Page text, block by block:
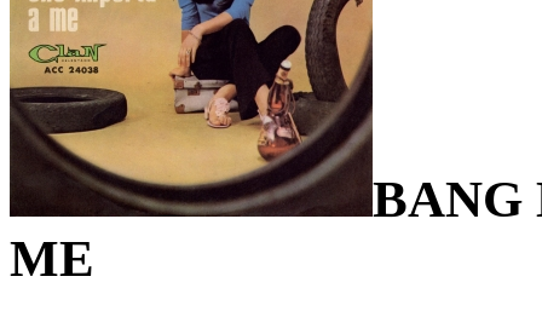
BANG
ME